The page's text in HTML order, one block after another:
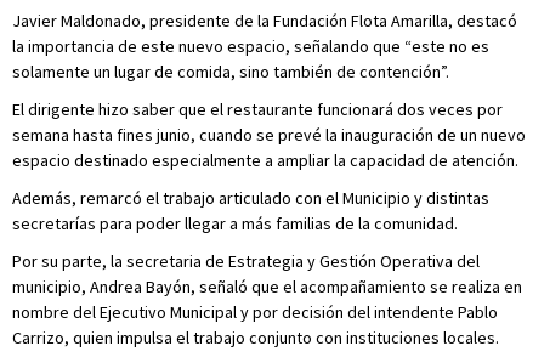
Javier Maldonado, presidente de la Fundación Flota Amarilla, destacó
la importancia de este nuevo espacio, señalando que “este no es
solamente un lugar de comida, sino también de contención”.
El dirigente hizo saber que el restaurante funcionará dos veces por
semana hasta fines junio, cuando se prevé la inauguración de un nuevo
espacio destinado especialmente a ampliar la capacidad de atención.
Además, remarcó el trabajo articulado con el Municipio y distintas
secretarías para poder llegar a más familias de la comunidad.
Por su parte, la secretaria de Estrategia y Gestión Operativa del
municipio, Andrea Bayón, señaló que el acompañamiento se realiza en
nombre del Ejecutivo Municipal y por decisión del intendente Pablo
Carrizo, quien impulsa el trabajo conjunto con instituciones locales.